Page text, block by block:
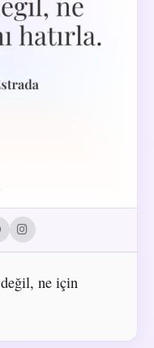
değil, ne için